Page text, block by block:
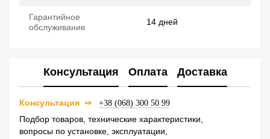
Гарантийное
обслуживание
14 дней
Консультация Оплата Доставка
Консультация ⇒ +38 (068) 300 50 99
Подбор товаров, технические характеристики,
вопросы по установке, эксплуатации,